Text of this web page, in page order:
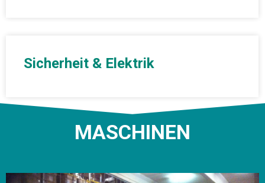
Sicherheit & Elektrik
MASCHINEN